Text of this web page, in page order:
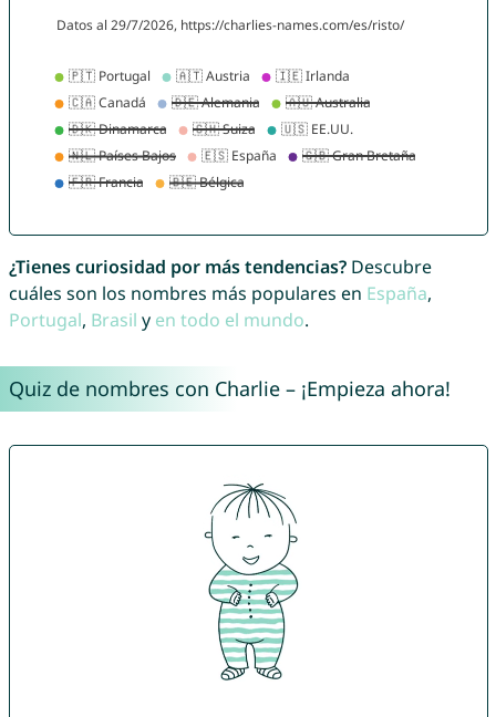
¿Tienes curiosidad por más tendencias?Descubre
cuáles son los nombres más populares en España,
Portugal, Brasil y en todo el mundo.
Quiz de nombres con Charlie – ¡Empieza ahora!